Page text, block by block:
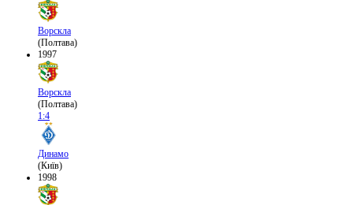
Ворскла
(Полтава)
1997
Ворскла
(Полтава)
1:4
Динамо
(Київ)
1998